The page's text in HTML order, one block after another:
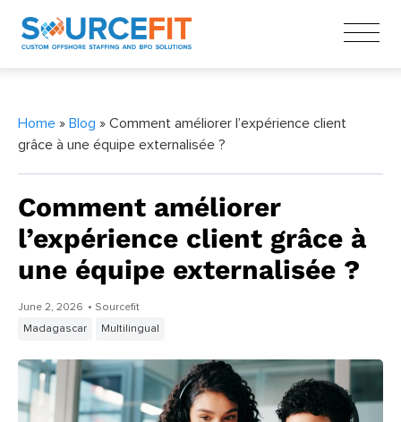
Home » Blog » Comment améliorer l’expérience client
grâce à une équipe externalisée ?
Comment améliorer
l’expérience client grâce à
une équipe externalisée ?
June 2, 2026 • Sourcefit
Madagascar
Multilingual